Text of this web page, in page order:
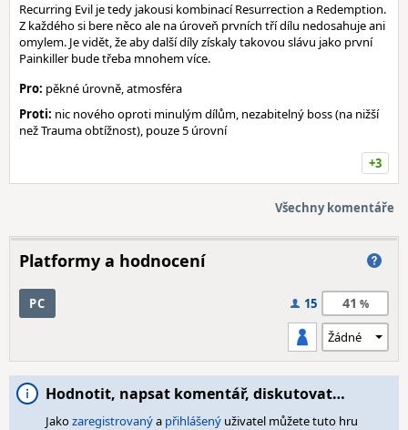
Recurring Evil je tedy jakousi kombinací Resurrection a Redemption.
Z každého si bere něco ale na úroveň prvních tří dílu nedosahuje ani
omylem. Je vidět, že aby další díly získaly takovou slávu jako první
Painkiller bude třeba mnohem více.
Pro: pěkné úrovně, atmosféra
Proti: nic nového oproti minulým dílům, nezabitelný boss (na nižší
než Trauma obtížnost), pouze 5 úrovní
+3
Všechny komentáře
Platformy a hodnocení
PC 15 41
Hodnotit, napsat komentář, diskutovat…
Jakozaregistrovanýa přihlášený uživatel můžete tuto hru